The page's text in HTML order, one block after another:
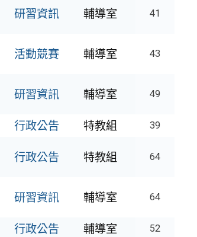
研習資訊 輔導室 41
活動競賽 輔導室 43
研習資訊 輔導室 49
行政公告 特教組 39
行政公告 特教組 64
研習資訊 輔導室 64
行政公告 輔導室 52